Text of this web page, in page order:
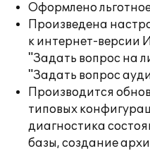
Оформлено
Произведена
к интернет-версии
"Задать вопрос на
"Задать вопрос
Производится
типовых
диагностика
базы, создание